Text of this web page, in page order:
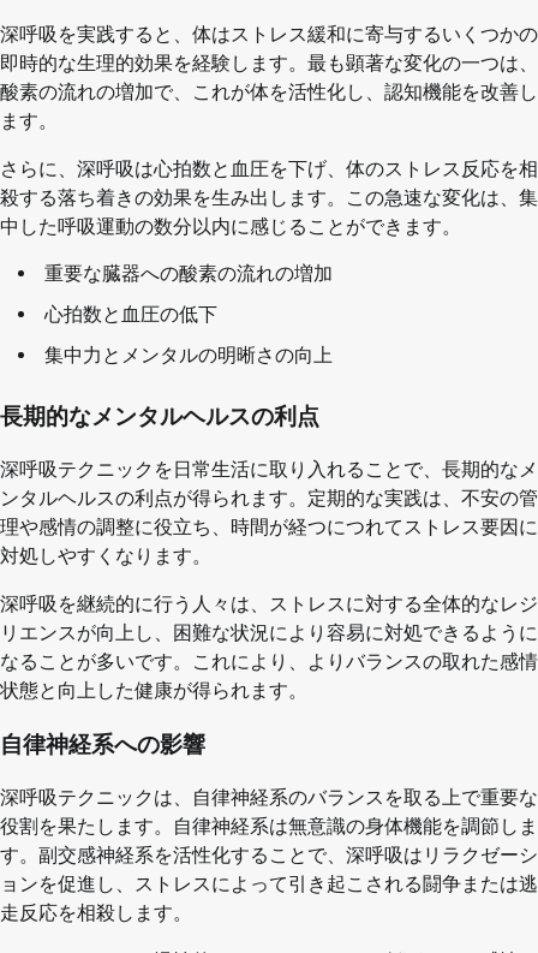
深呼吸を実践すると、体はストレス緩和に寄与するいくつかの
即時的な生理的効果を経験します。最も顕著な変化の一つは、
酸素の流れの増加で、これが体を活性化し、認知機能を改善し
ます。
さらに、深呼吸は心拍数と血圧を下げ、体のストレス反応を相
殺する落ち着きの効果を生み出します。この急速な変化は、集
中した呼吸運動の数分以内に感じることができます。
重要な臓器への酸素の流れの増加
心拍数と血圧の低下
集中力とメンタルの明晰さの向上
長期的なメンタルヘルスの利点
深呼吸テクニックを日常生活に取り入れることで、長期的なメ
ンタルヘルスの利点が得られます。定期的な実践は、不安の管
理や感情の調整に役立ち、時間が経つにつれてストレス要因に
対処しやすくなります。
深呼吸を継続的に行う人々は、ストレスに対する全体的なレジ
リエンスが向上し、困難な状況により容易に対処できるように
なることが多いです。これにより、よりバランスの取れた感情
状態と向上した健康が得られます。
自律神経系への影響
深呼吸テクニックは、自律神経系のバランスを取る上で重要な
役割を果たします。自律神経系は無意識の身体機能を調節しま
す。副交感神経系を活性化することで、深呼吸はリラクゼーシ
ョンを促進し、ストレスによって引き起こされる闘争または逃
走反応を相殺します。